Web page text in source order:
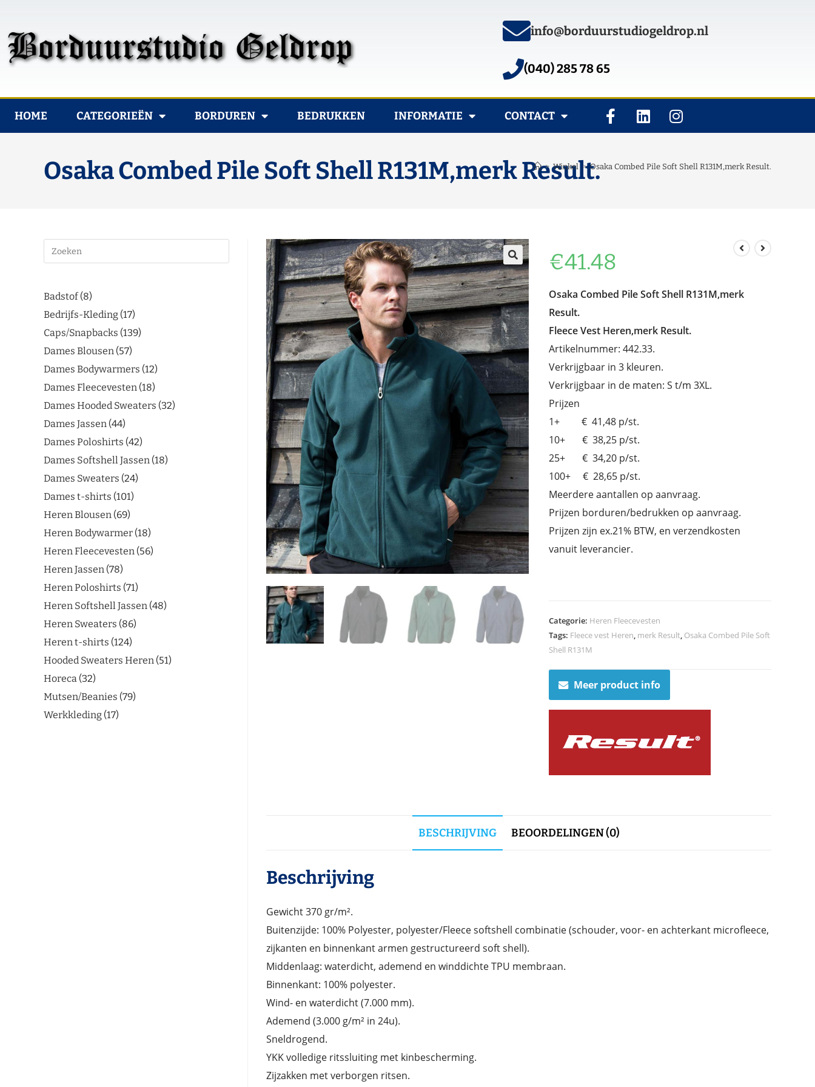
info@borduurstudiogeldrop.nl
(040) 285 78 65
HOME CATEGORIEËN BORDUREN BEDRUKKEN INFORMATIE CONTACT
Osaka Combed Pile Soft Shell R131M,merk Result.
> Winkel > Osaka Combed Pile Soft Shell R131M,merk Result.
€41.48
Osaka Combed Pile Soft Shell R131M,merk
Result.
Fleece Vest Heren,merk Result.
Artikelnummer: 442.33.
Verkrijgbaar in 3 kleuren.
Verkrijgbaar in de maten: S t/m 3XL.
Prijzen
1+ € 41,48 p/st.
10+ € 38,25 p/st.
25+ € 34,20 p/st.
100+ € 28,65 p/st.
Meerdere aantallen op aanvraag.
Prijzen borduren/bedrukken op aanvraag.
Prijzen zijn ex.21% BTW, en verzendkosten
vanuit leverancier.
Categorie: Heren Fleecevesten
Tags: Fleece vest Heren, merk Result, Osaka Combed Pile Soft
Shell R131M
Meer product info
BESCHRIJVING BEOORDELINGEN (0)
Beschrijving
Gewicht 370 gr/m².
Buitenzijde: 100% Polyester, polyester/Fleece softshell combinatie (schouder, voor- en achterkant microfleece,
zijkanten en binnenkant armen gestructureerd soft shell).
Middenlaag: waterdicht, ademend en winddichte TPU membraan.
Binnenkant: 100% polyester.
Wind- en waterdicht (7.000 mm).
Ademend (3.000 g/m² in 24u).
Sneldrogend.
YKK volledige ritssluiting met kinbescherming.
Zijzakken met verborgen ritsen.
Badstof 8
Bedrijfs-Kleding 17
Caps/Snapbacks 139
Dames Blousen 57
Dames Bodywarmers 12
Dames Fleecevesten 18
Dames Hooded Sweaters 32
Dames Jassen 44
Dames Poloshirts 42
Dames Softshell Jassen 18
Dames Sweaters 24
Dames t-shirts 101
Heren Blousen 69
Heren Bodywarmer 18
Heren Fleecevesten 56
Heren Jassen 78
Heren Poloshirts 71
Heren Softshell Jassen 48
Heren Sweaters 86
Heren t-shirts 124
Hooded Sweaters Heren 51
Horeca 32
Mutsen/Beanies 79
Werkkleding 17